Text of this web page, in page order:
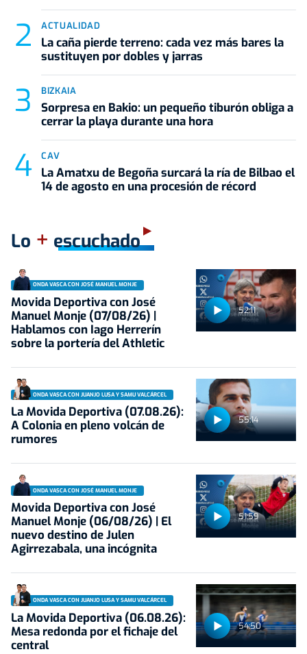
ACTUALIDAD
La caña pierde terreno: cada vez más bares la
sustituyen por dobles y jarras
BIZKAIA
Sorpresa en Bakio: un pequeño tiburón obliga a
cerrar la playa durante una hora
CAV
La Amatxu de Begoña surcará la ría de Bilbao el
14 de agosto en una procesión de récord
Lo + escuchado
52:11
ONDA VASCA CON JOSÉ MANUEL MONJE
Movida Deportiva con José
Manuel Monje (07/08/26) |
Hablamos con Iago Herrerín
sobre la portería del Athletic
55:14
ONDA VASCA CON JUANJO LUSA Y SAMU VALCÁRCEL
La Movida Deportiva (07.08.26):
A Colonia en pleno volcán de
rumores
51:59
ONDA VASCA CON JOSÉ MANUEL MONJE
Movida Deportiva con José
Manuel Monje (06/08/26) | El
nuevo destino de Julen
Agirrezabala, una incógnita
54:50
ONDA VASCA CON JUANJO LUSA Y SAMU VALCÁRCEL
La Movida Deportiva (06.08.26):
Mesa redonda por el fichaje del
central